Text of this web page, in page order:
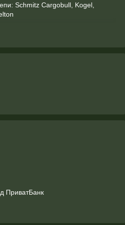
Schmitz Cargobull, Kogel,
ПриватБанк